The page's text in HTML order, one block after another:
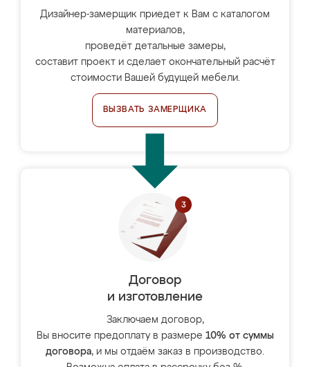
Дизайнер-замерщик приедет к Вам с каталогом
материалов,
проведёт детальные замеры,
составит проект и сделает окончательный расчёт
стоимости Вашей будущей мебели.
ВЫЗВАТЬ ЗАМЕРЩИКА
Договор
и изготовление
Заключаем договор,
Вы вносите предоплату в размере 10% от суммы
договора, и мы отдаём заказ в производство.